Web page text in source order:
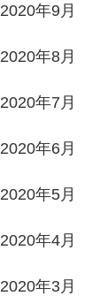
2020年9月
2020年8月
2020年7月
2020年6月
2020年5月
2020年4月
2020年3月